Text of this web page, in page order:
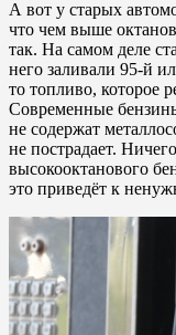
А вот у старых
что чем выше
так. На самом деле
него заливали 95-й
то топливо, которое
Современные
не содержат
не пострадает.
высокооктанового
это приведёт к